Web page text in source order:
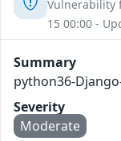
Vulnerability
15 00:00 -
Summary
python36-
Severity
Moderate